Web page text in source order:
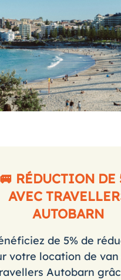
🚐 RÉDUCTION DE
AVEC
AUTOBARN
de 5% de
votre location de van
Autobarn